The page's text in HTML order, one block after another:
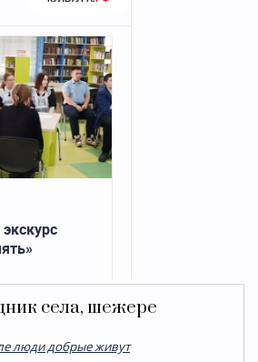
села, шежере
люди добрые живут